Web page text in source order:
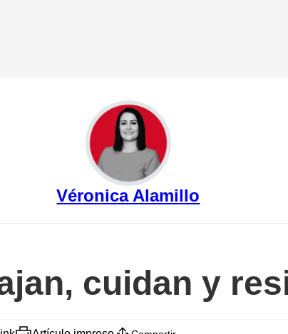
Véronica Alamillo
cuidan y